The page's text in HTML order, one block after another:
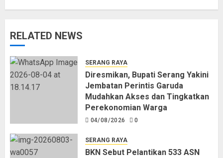
RELATED NEWS
SERANG RAYA
Diresmikan, Bupati Serang Yakini
Jembatan Perintis Garuda
Mudahkan Akses dan Tingkatkan
Perekonomian Warga
04/08/2026 0
SERANG RAYA
BKN Sebut Pelantikan 533 ASN